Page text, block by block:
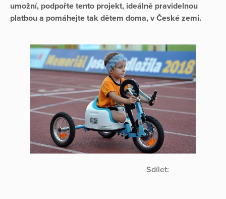
umožní, podpořte tento projekt, ideálně pravidelnou
platbou a pomáhejte tak dětem doma, v České zemi.
Sdílet: